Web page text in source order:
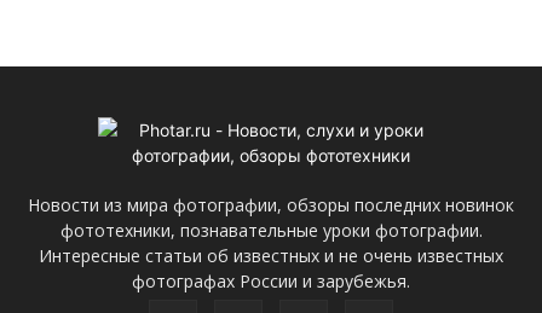
Новости из мира фотографии, обзоры последних новинок
фототехники, познавательные уроки фотографии.
Интересные статьи об известных и не очень известных
фотографах России и зарубежья.